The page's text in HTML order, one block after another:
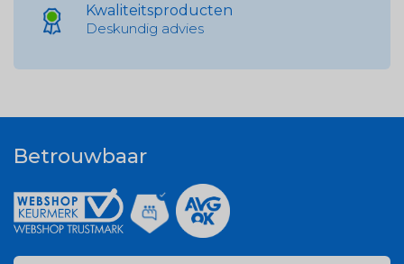
Kwaliteitsproducten
Deskundig advies
Betrouwbaar